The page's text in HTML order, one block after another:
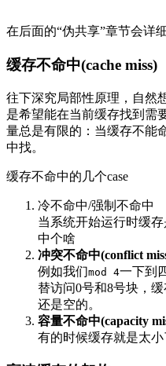
在后面的“伪共享”章节会详
缓存不命中(cache miss)
往下深究局部性原理，自然
是希望能在当前缓存找到需
量总是有限的：当缓存不能
中找。
缓存不命中的几个case
冷不命中/强制不命中
当系统开始运行时缓
中个啥
冲突不命中(conflict
例如我们mod 4一下到
替访问0号和8号块，
还是空的。
容量不命中(capacity
有的时候缓存就是太小